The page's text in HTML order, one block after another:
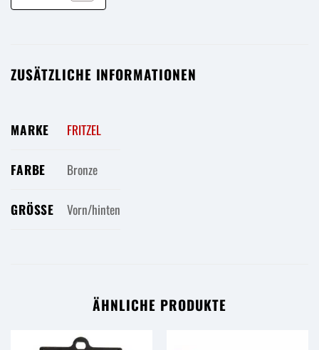
ZUSÄTZLICHE INFORMATIONEN
MARKE FRITZEL
FARBE Bronze
GRÖSSE Vorn/hinten
ÄHNLICHE PRODUKTE